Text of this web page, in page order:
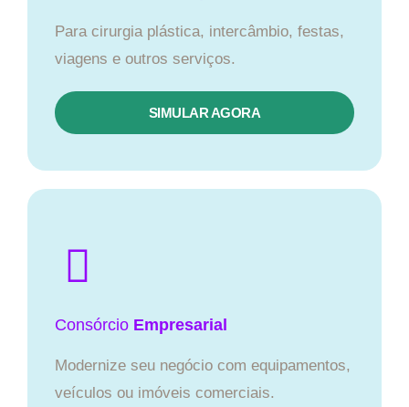
Para cirurgia plástica, intercâmbio, festas,
viagens e outros serviços.
SIMULAR AGORA
Consórcio Empresarial
Modernize seu negócio com equipamentos,
veículos ou imóveis comerciais.